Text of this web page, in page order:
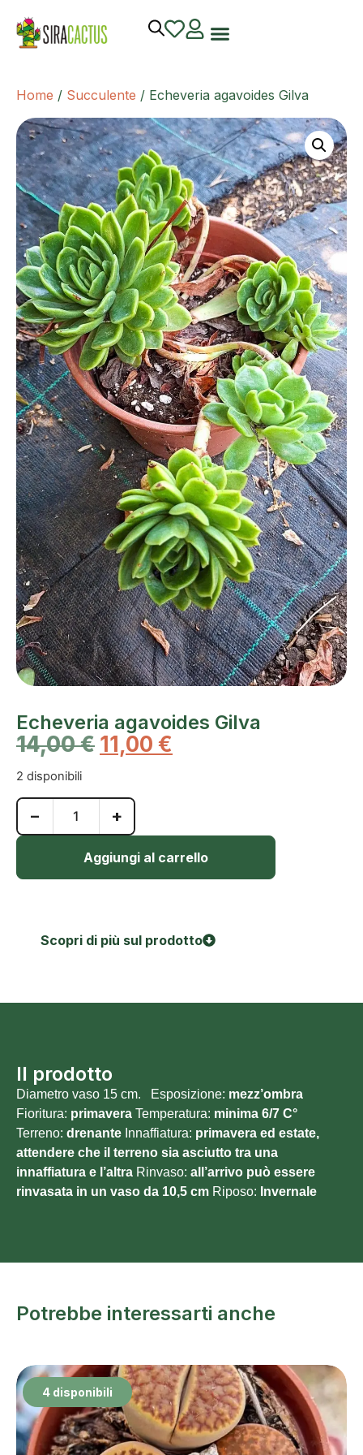
Home / Succulente / Echeveria agavoides Gilva
Echeveria agavoides Gilva
14,00€ 11,00 €
2 disponibili
− +
Aggiungi al carrello
Scopri di più sul prodotto
Il prodotto
Diametro vaso 15 cm. Esposizione: mezz’ombra
Fioritura: primavera Temperatura: minima 6/7 C°
Terreno: drenante Innaffiatura: primavera ed estate,
attendere che il terreno sia asciutto tra una
innaffiatura e l’altra Rinvaso: all’arrivo può essere
rinvasata in un vaso da 10,5 cm Riposo: Invernale
Potrebbe interessarti anche
4 disponibili